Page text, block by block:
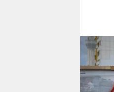
berlin
nord